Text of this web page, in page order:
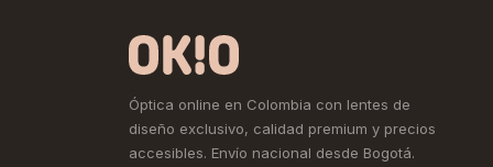
Óptica online en Colombia con lentes de
diseño exclusivo, calidad premium y precios
accesibles. Envío nacional desde Bogotá.